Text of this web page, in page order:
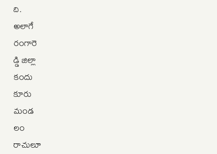
ది.
అలాగే
రంగారె
డ్డి జిల్లా
కందు
కూరు
మండ
లం
రాచులూ